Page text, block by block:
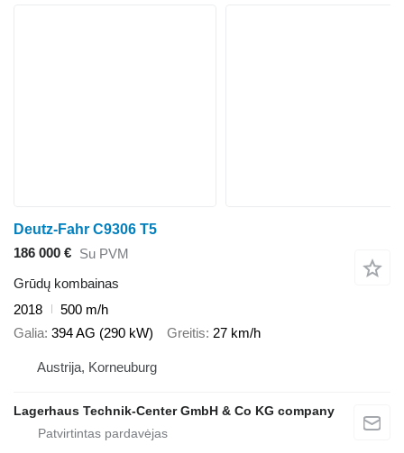
Deutz-Fahr C9306 T5
186 000 € Su PVM
Grūdų kombainas
2018
500 m/h
Galia 394 AG (290 kW) Greitis 27 km/h
Austrija, Korneuburg
Lagerhaus Technik-Center GmbH & Co KG company